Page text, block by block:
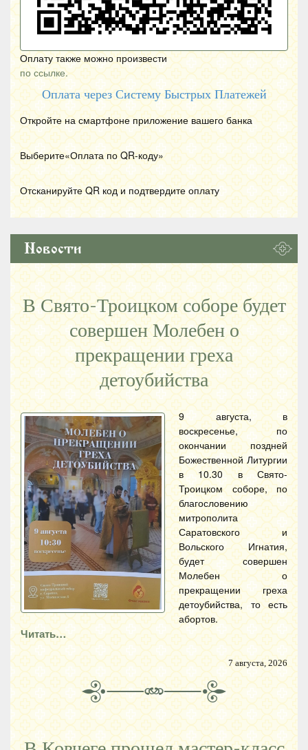
Оплату также можно произвести
по ссылке.
Оплата через Систему Быстрых Платежей
Откройте на смартфоне приложение вашего банка
Выберите«Оплата по QR-коду»
Отсканируйте QR код и подтвердите оплату
Новости
В Свято-Троицком соборе будет
совершен Молебен о
прекращении греха
детоубийства
9 августа, в
воскресенье, по
окончании поздней
Божественной Литургии
в 10.30 в Свято-
Троицком соборе, по
благословению
митрополита
Саратовского и
Вольского Игнатия,
будет совершен
Молебен о
прекращении греха
детоубийства, то есть
абортов.
Читать…
7 августа, 2026